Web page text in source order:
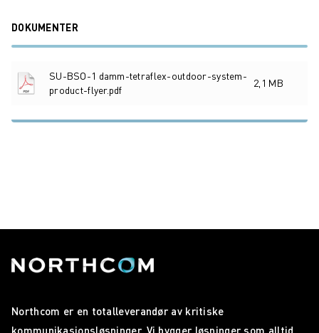
DOKUMENTER
SU-BSO-1 damm-tetraflex-outdoor-system-
product-flyer.pdf
2,1 MB
Northcom er en totalleverandør av kritiske
kommunikasjonsløsninger. Vi bygger løsninger som alltid